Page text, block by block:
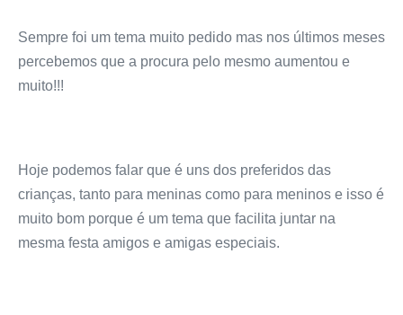
Sempre foi um tema muito pedido mas nos últimos meses
percebemos que a procura pelo mesmo aumentou e
muito!!!
Hoje podemos falar que é uns dos preferidos das
crianças, tanto para meninas como para meninos e isso é
muito bom porque é um tema que facilita juntar na
mesma festa amigos e amigas especiais.